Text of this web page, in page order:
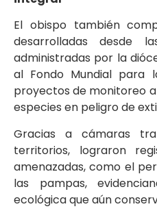
El obispo también
desarrolladas desde
administradas por la
al Fondo Mundial para
proyectos de monitoreo
especies en peligro de
Gracias a cámaras
territorios, lograron
amenazadas, como el
las pampas,
ecológica que aún